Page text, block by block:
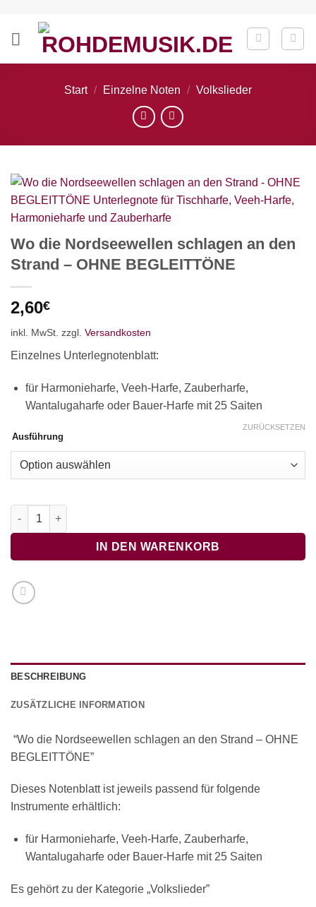
springen
Start / Einzelne Noten / Volkslieder
Wo die Nordseewellen schlagen an den
Strand – OHNE BEGLEITTÖNE
2,60€
inkl. MwSt. zzgl. Versandkosten
Einzelnes Unterlegnotenblatt:
für Harmonieharfe, Veeh-Harfe, Zauberharfe,
Wantalugaharfe oder Bauer-Harfe mit 25 Saiten
Ausführung
ZURÜCKSETZEN
Wo die Nordseewellen schlagen an den Strand - OHNE
IN DEN WARENKORB
BESCHREIBUNG
ZUSÄTZLICHE INFORMATION
“Wo die Nordseewellen schlagen an den Strand – OHNE
BEGLEITTÖNE”
Dieses Notenblatt ist jeweils passend für folgende
Instrumente erhältlich:
für Harmonieharfe, Veeh-Harfe, Zauberharfe,
Wantalugaharfe oder Bauer-Harfe mit 25 Saiten
Es gehört zu der Kategorie „Volkslieder”